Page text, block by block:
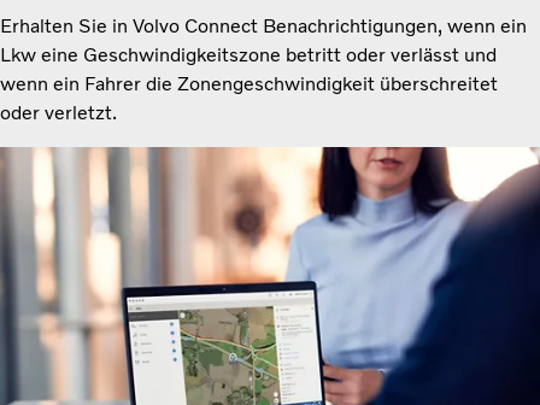
Erhalten Sie in Volvo Connect Benachrichtigungen, wenn ein
Lkw eine Geschwindigkeitszone betritt oder verlässt und
wenn ein Fahrer die Zonengeschwindigkeit überschreitet
oder verletzt.